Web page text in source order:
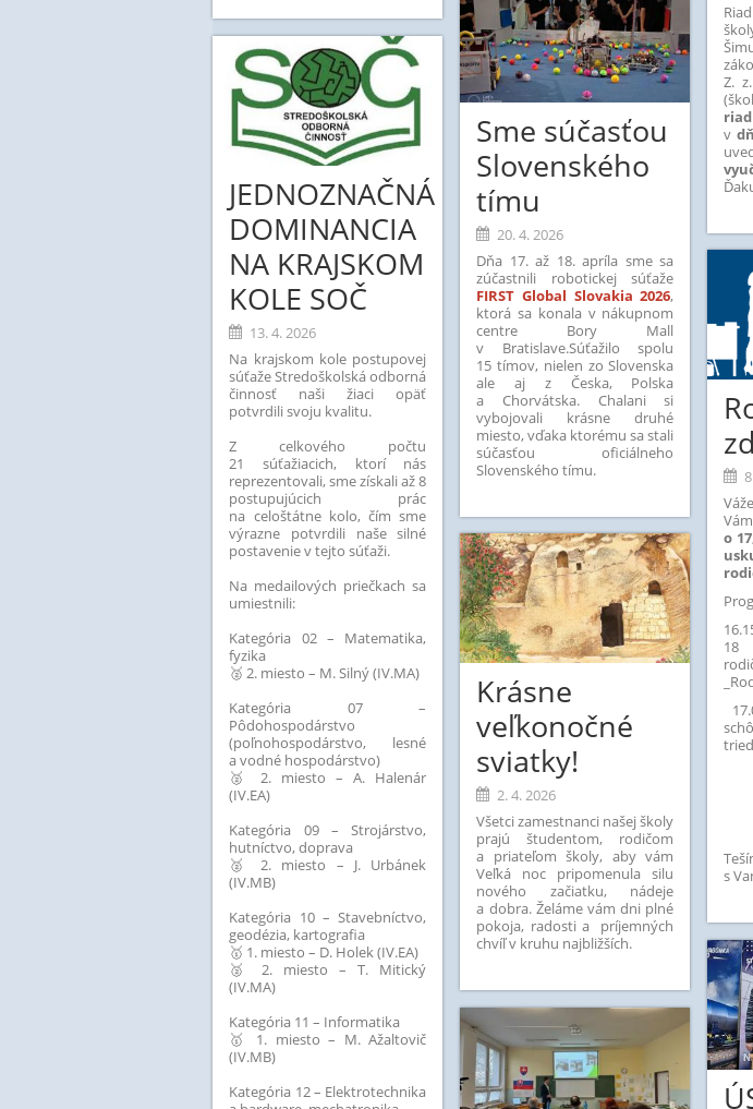
Z.
v
Sme súčasťou
Slovenského
tímu
20. 4. 2026
Dňa 17. až 18. apríla sme sa
zúčastnili robotickej súťaže
FIRST Global Slovakia 2026,
ktorá sa konala v nákupnom
centre Bory Mall
v Bratislave.Súťažilo spolu
15 tímov, nielen zo Slovenska
ale aj z Česka, Polska
a Chorvátska. Chalani si
vybojovali krásne druhé
miesto, vďaka ktorému sa stali
súčasťou oficiálneho
Slovenského tímu.
JEDNOZNAČNÁ
DOMINANCIA
NA KRAJSKOM
KOLE SOČ
13. 4. 2026
Na krajskom kole postupovej
súťaže Stredoškolská odborná
činnosť naši žiaci opäť
potvrdili svoju kvalitu.
Z celkového počtu
21 súťažiacich, ktorí nás
reprezentovali, sme získali až 8
postupujúcich prác
na celoštátne kolo, čím sme
výrazne potvrdili naše silné
postavenie v tejto súťaži.
Na medailových priečkach sa
umiestnili:
Kategória 02 – Matematika,
fyzika
🥈 2. miesto – M. Silný (IV.MA)
Kategória 07 –
Pôdohospodárstvo
(poľnohospodárstvo, lesné
a vodné hospodárstvo)
🥈 2. miesto – A. Halenár
(IV.EA)
Kategória 09 – Strojárstvo,
hutníctvo, doprava
🥈 2. miesto – J. Urbánek
(IV.MB)
Kategória 10 – Stavebníctvo,
geodézia, kartografia
🥇 1. miesto – D. Holek (IV.EA)
🥈 2. miesto – T. Mitický
(IV.MA)
Kategória 11 – Informatika
🥇 1. miesto – M. Ažaltovič
(IV.MB)
Kategória 12 – Elektrotechnika
o
18
s
Krásne
veľkonočné
sviatky!
2. 4. 2026
Všetci zamestnanci našej školy
prajú študentom, rodičom
a priateľom školy, aby vám
Veľká noc pripomenula silu
nového začiatku, nádeje
a dobra. Želáme vám dni plné
pokoja, radosti a príjemných
chvíľ v kruhu najbližších.